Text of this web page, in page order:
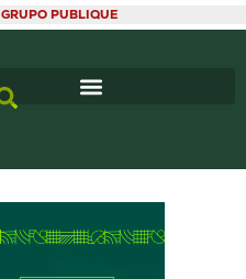
GRUPO PUBLIQUE